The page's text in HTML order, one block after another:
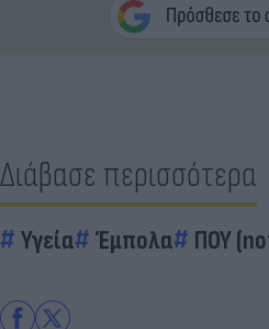
Διάβασε περισσότερα
Υγεία Έμπολα ΠΟΥ